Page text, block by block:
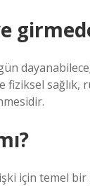
fiziksel
için temel